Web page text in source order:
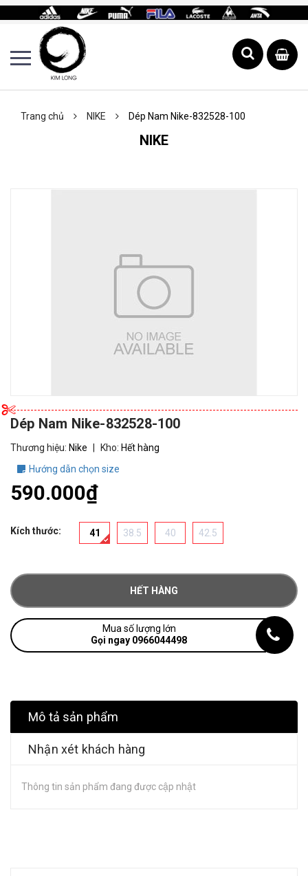
Trang chủ NIKE Dép Nam Nike-832528-100
NIKE
Dép Nam Nike-832528-100
Thương hiệu: Nike Kho: Hết hàng
Hướng dẫn chọn size
590.000₫
Kích thước: 41 38.5 40 42.5
HẾT HÀNG
Mua số lượng lớn
Gọi ngay 0966044498
Mô tả sản phẩm
Nhận xét khách hàng
Thông tin sản phẩm đang được cập nhật